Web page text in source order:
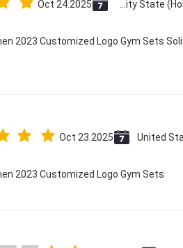
Oct 24.2025
2023 Customized Logo Gym Sets
United
Oct 23.2025
2023 Customized Logo Gym Sets